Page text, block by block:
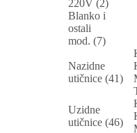
220V (2)
Blanko i
ostali
mod. (7)
Nazidne
utičnice (41)
Uzidne
utičnice (46)